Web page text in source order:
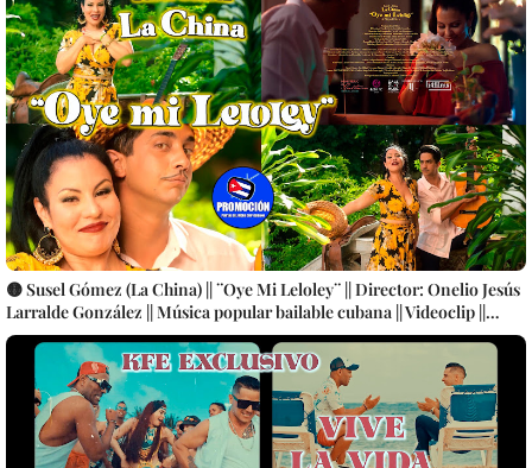
🟡 Susel Gómez (La China) || ¨Oye Mi Leloley¨ || Director: Onelio Jesús
Larralde González || Música popular bailable cubana || Videoclip ||
CUBA